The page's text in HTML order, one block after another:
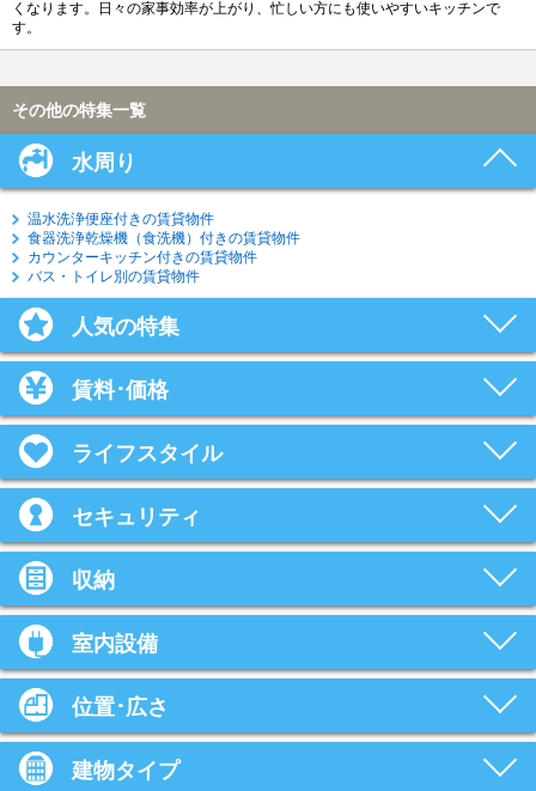
くなります。日々の家事効率が上がり、忙しい方にも使いやすいキッチンで
す。
その他の特集一覧
水周り
温水洗浄便座付きの賃貸物件
食器洗浄乾燥機（食洗機）付きの賃貸物件
カウンターキッチン付きの賃貸物件
バス・トイレ別の賃貸物件
人気の特集
賃料･価格
ライフスタイル
セキュリティ
収納
室内設備
位置･広さ
建物タイプ